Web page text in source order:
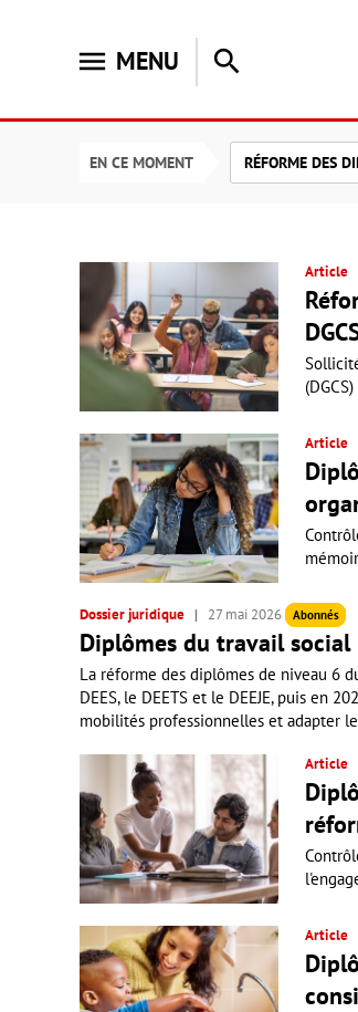
menu MENU search
EN CE MOMENT RÉFORME DES
Article
Article
Dossier juridique 27 mai 2026 Abonnés
Diplômes du travail
La réforme des diplômes de niveau 6
DEES, le DEETS et le DEEJE, puis en
mobilités professionnelles et adapter
Article
Article